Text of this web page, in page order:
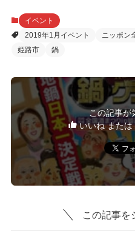
イベント
2019年1月イベント
ニッポン
姫路市
鍋
この記事が
いいね または
この記事を